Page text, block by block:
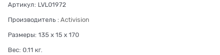
Артикул: LVL01972
Производитель : Activision
Размеры: 135 x 15 x 170
Вес: 0.11 кг.